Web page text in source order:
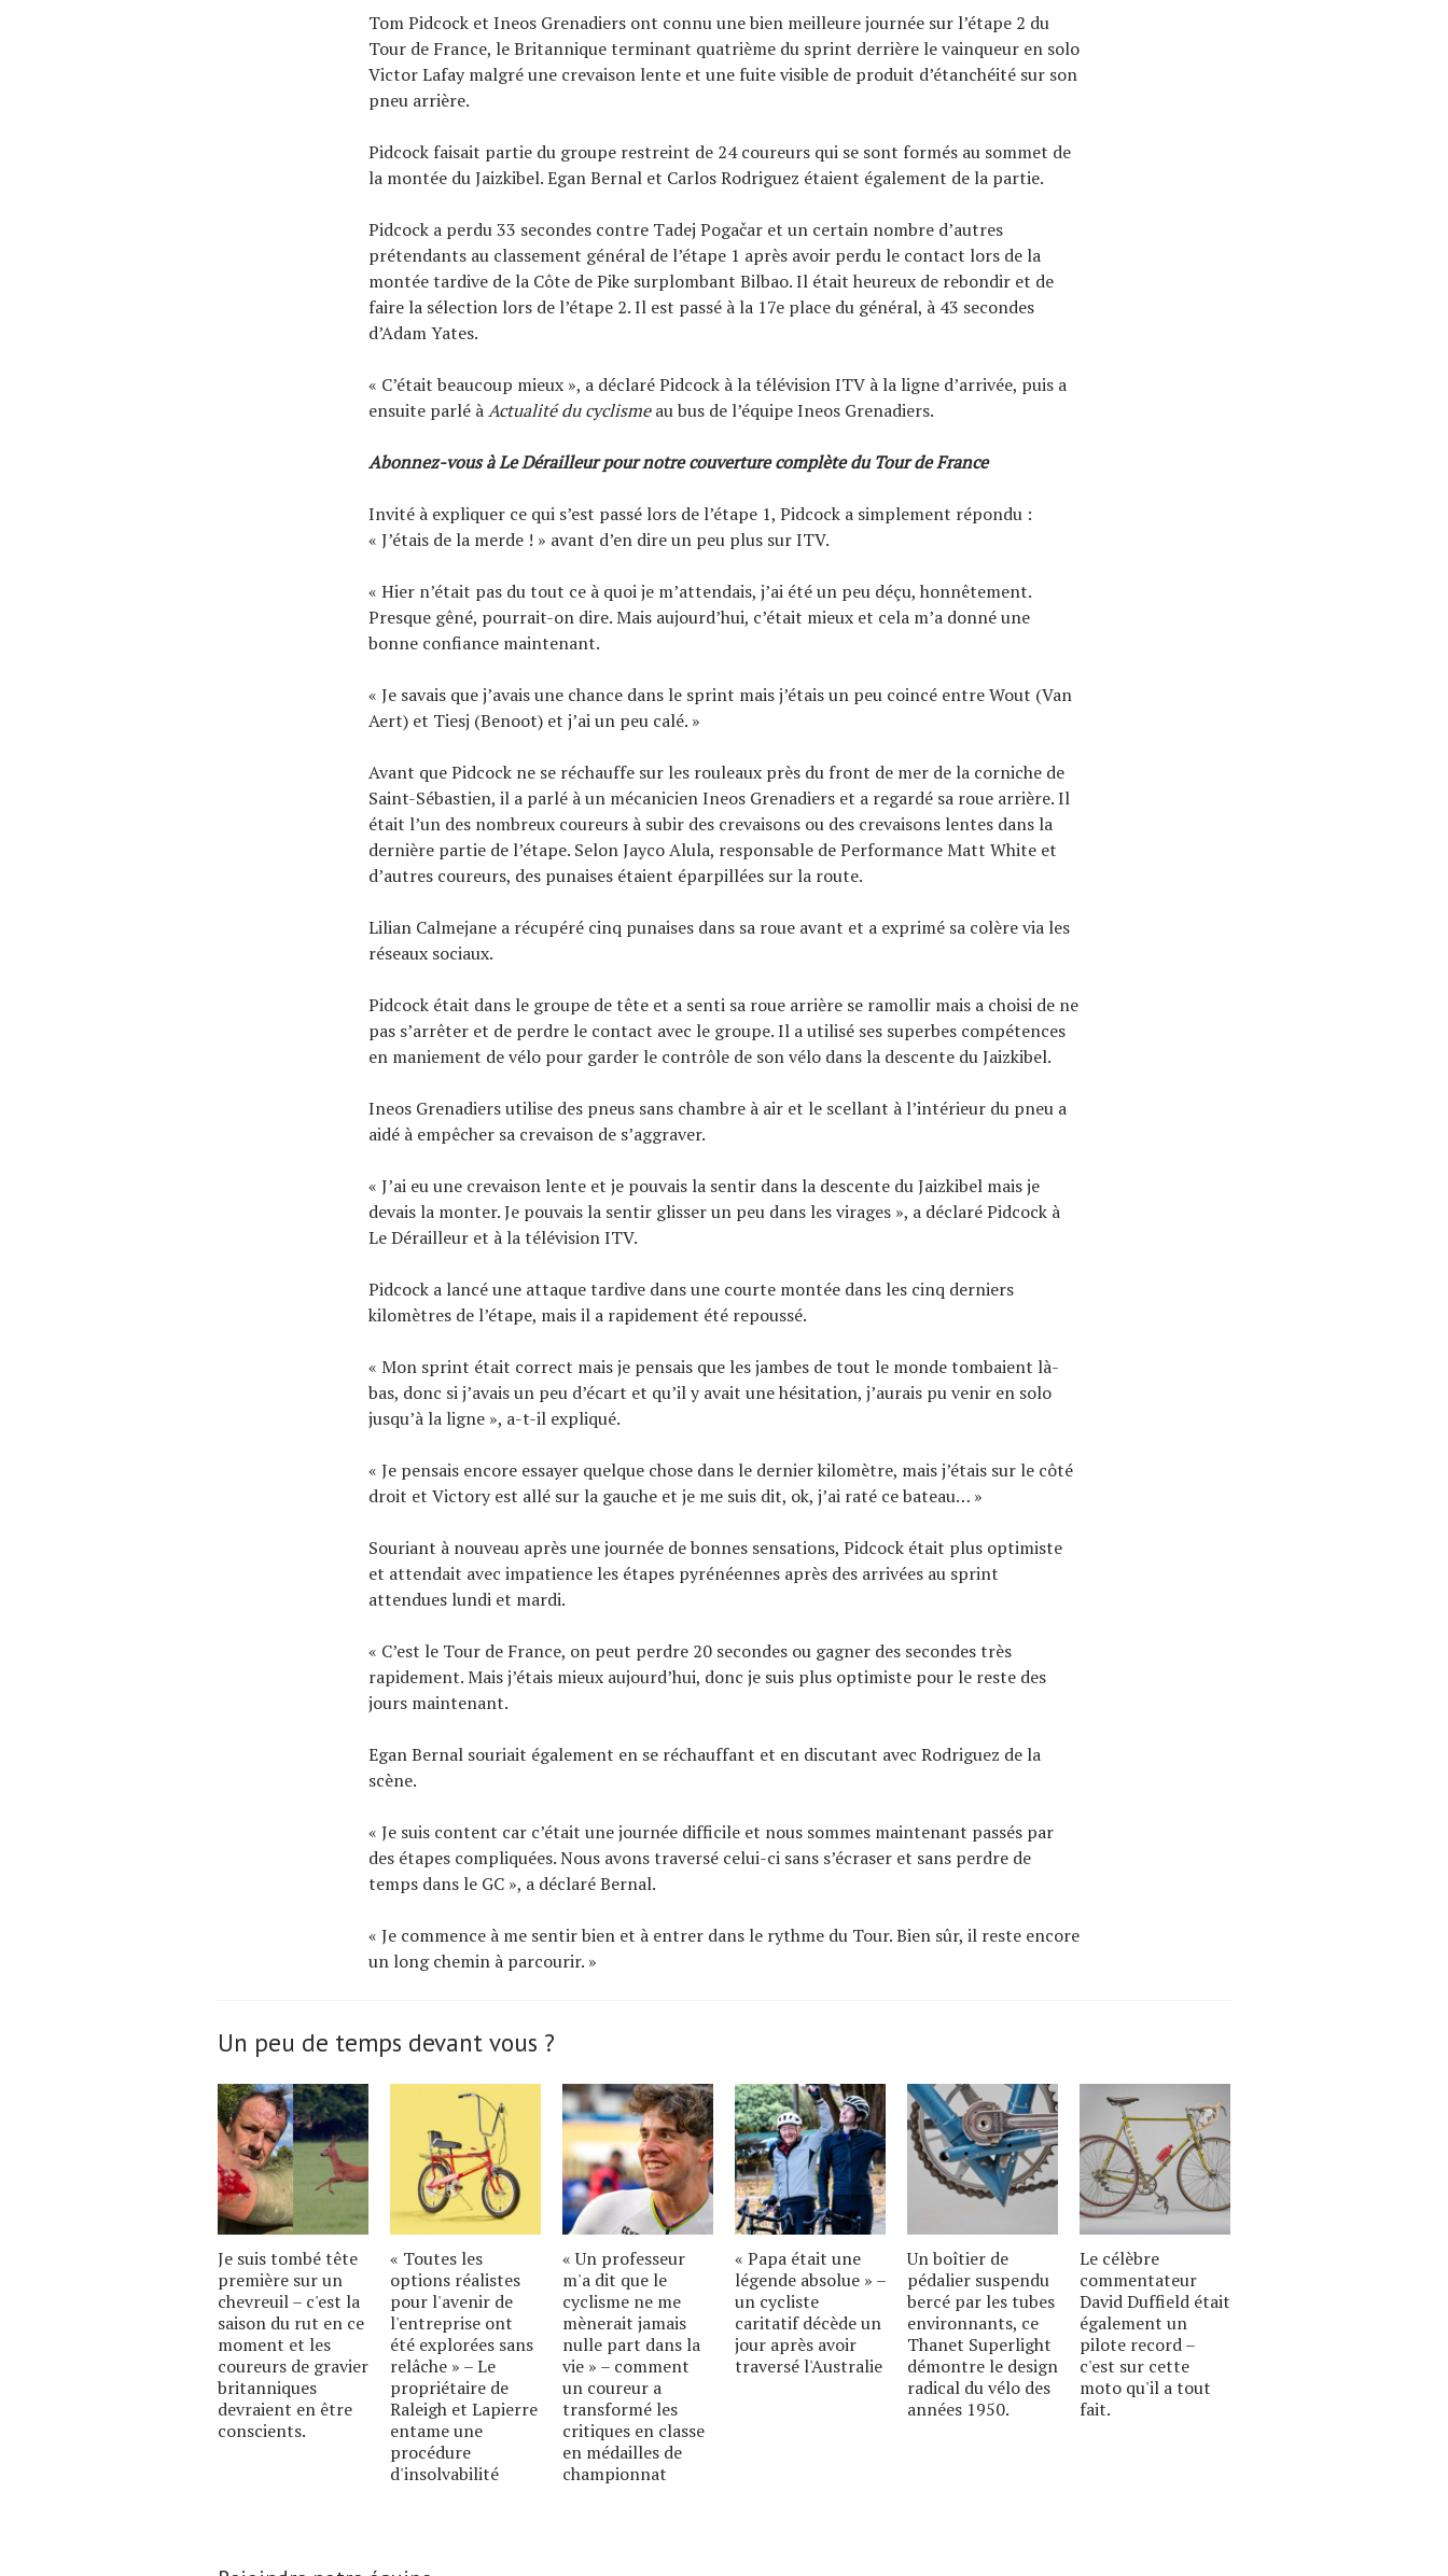
Tom Pidcock et Ineos Grenadiers ont connu une bien meilleure journée sur l’étape 2 du
Tour de France, le Britannique terminant quatrième du sprint derrière le vainqueur en solo
Victor Lafay malgré une crevaison lente et une fuite visible de produit d’étanchéité sur son
pneu arrière.
Pidcock faisait partie du groupe restreint de 24 coureurs qui se sont formés au sommet de
la montée du Jaizkibel. Egan Bernal et Carlos Rodriguez étaient également de la partie.
Pidcock a perdu 33 secondes contre Tadej Pogačar et un certain nombre d’autres
prétendants au classement général de l’étape 1 après avoir perdu le contact lors de la
montée tardive de la Côte de Pike surplombant Bilbao. Il était heureux de rebondir et de
faire la sélection lors de l’étape 2. Il est passé à la 17e place du général, à 43 secondes
d’Adam Yates.
« C’était beaucoup mieux », a déclaré Pidcock à la télévision ITV à la ligne d’arrivée, puis a
ensuite parlé àActualité du cyclismeau bus de l’équipe Ineos Grenadiers.
Abonnez-vous à Le Dérailleur pour notre couverture complète du Tour de France
Invité à expliquer ce qui s’est passé lors de l’étape 1, Pidcock a simplement répondu :
« J’étais de la merde ! » avant d’en dire un peu plus sur ITV.
« Hier n’était pas du tout ce à quoi je m’attendais, j’ai été un peu déçu, honnêtement.
Presque gêné, pourrait-on dire. Mais aujourd’hui, c’était mieux et cela m’a donné une
bonne confiance maintenant.
« Je savais que j’avais une chance dans le sprint mais j’étais un peu coincé entre Wout (Van
Aert) et Tiesj (Benoot) et j’ai un peu calé. »
Avant que Pidcock ne se réchauffe sur les rouleaux près du front de mer de la corniche de
Saint-Sébastien, il a parlé à un mécanicien Ineos Grenadiers et a regardé sa roue arrière. Il
était l’un des nombreux coureurs à subir des crevaisons ou des crevaisons lentes dans la
dernière partie de l’étape. Selon Jayco Alula, responsable de Performance Matt White et
d’autres coureurs, des punaises étaient éparpillées sur la route.
Lilian Calmejane a récupéré cinq punaises dans sa roue avant et a exprimé sa colère via les
réseaux sociaux.
Pidcock était dans le groupe de tête et a senti sa roue arrière se ramollir mais a choisi de ne
pas s’arrêter et de perdre le contact avec le groupe. Il a utilisé ses superbes compétences
en maniement de vélo pour garder le contrôle de son vélo dans la descente du Jaizkibel.
Ineos Grenadiers utilise des pneus sans chambre à air et le scellant à l’intérieur du pneu a
aidé à empêcher sa crevaison de s’aggraver.
« J’ai eu une crevaison lente et je pouvais la sentir dans la descente du Jaizkibel mais je
devais la monter. Je pouvais la sentir glisser un peu dans les virages », a déclaré Pidcock à
Le Dérailleur et à la télévision ITV.
Pidcock a lancé une attaque tardive dans une courte montée dans les cinq derniers
kilomètres de l’étape, mais il a rapidement été repoussé.
« Mon sprint était correct mais je pensais que les jambes de tout le monde tombaient là-
bas, donc si j’avais un peu d’écart et qu’il y avait une hésitation, j’aurais pu venir en solo
jusqu’à la ligne », a-t-il expliqué.
« Je pensais encore essayer quelque chose dans le dernier kilomètre, mais j’étais sur le côté
droit et Victory est allé sur la gauche et je me suis dit, ok, j’ai raté ce bateau… »
Souriant à nouveau après une journée de bonnes sensations, Pidcock était plus optimiste
et attendait avec impatience les étapes pyrénéennes après des arrivées au sprint
attendues lundi et mardi.
« C’est le Tour de France, on peut perdre 20 secondes ou gagner des secondes très
rapidement. Mais j’étais mieux aujourd’hui, donc je suis plus optimiste pour le reste des
jours maintenant.
Egan Bernal souriait également en se réchauffant et en discutant avec Rodriguez de la
scène.
« Je suis content car c’était une journée difficile et nous sommes maintenant passés par
des étapes compliquées. Nous avons traversé celui-ci sans s’écraser et sans perdre de
temps dans le GC », a déclaré Bernal.
« Je commence à me sentir bien et à entrer dans le rythme du Tour. Bien sûr, il reste encore
un long chemin à parcourir. »
Un peu de temps devant vous ?
Je suis tombé tête
première sur un
chevreuil – c'est la
saison du rut en ce
moment et les
coureurs de gravier
britanniques
devraient en être
conscients.
« Toutes les
options réalistes
pour l'avenir de
l'entreprise ont
été explorées sans
relâche » – Le
propriétaire de
Raleigh et Lapierre
entame une
procédure
d'insolvabilité
« Un professeur
m'a dit que le
cyclisme ne me
mènerait jamais
nulle part dans la
vie » – comment
un coureur a
transformé les
critiques en classe
en médailles de
championnat
« Papa était une
légende absolue » –
un cycliste
caritatif décède un
jour après avoir
traversé l'Australie
Un boîtier de
pédalier suspendu
bercé par les tubes
environnants, ce
Thanet Superlight
démontre le design
radical du vélo des
années 1950.
Le célèbre
commentateur
David Duffield était
également un
pilote record –
c'est sur cette
moto qu'il a tout
fait.